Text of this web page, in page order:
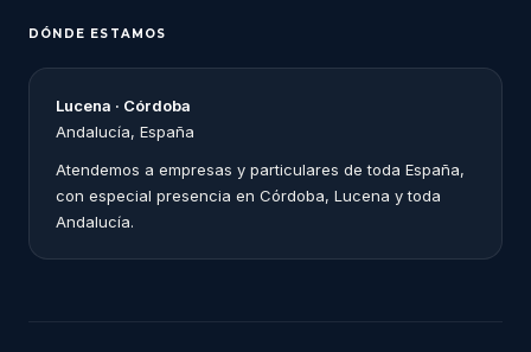
DÓNDE ESTAMOS
Lucena · Córdoba
Andalucía, España
Atendemos a empresas y particulares de toda España,
con especial presencia en Córdoba, Lucena y toda
Andalucía.